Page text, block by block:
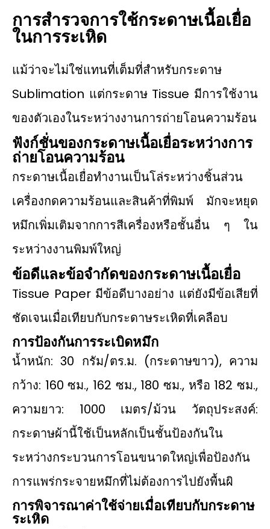
การสำรวจการใช้กระดาษเนื้อเยื่อ
ในการระเหิด
แม้ว่าจะไม่ใช่แทนที่เต็มที่สำหรับกระดาษ
Sublimation แต่กระดาษ Tissue มีการใช้งาน
ของตัวเองในระหว่างงานการถ่ายโอนความร้อน
ฟังก์ชั่นของกระดาษเนื้อเยื่อระหว่างการ
ถ่ายโอนความร้อน
กระดาษเนื้อเยื่อทำงานเป็นโล่ระหว่างชิ้นส่วน
เครื่องกดความร้อนและสินค้าที่พิมพ์ มักจะหยุด
หมึกเพิ่มเติมจากการสีเครื่องหรือชั้นอื่น ๆ ใน
ระหว่างงานพิมพ์ใหญ่
ข้อดีและข้อจํากัดของกระดาษเนื้อเยื่อ
Tissue Paper มีข้อดีบางอย่าง แต่ยังมีข้อเสียที่
ชัดเจนเมื่อเทียบกับกระดาษระเหิดที่เคลือบ
การป้องกันการระเบิดหมึก
น้ำหนัก: 30 กรัม/ตร.ม. (กระดาษขาว), ความ
กว้าง: 160 ซม., 162 ซม., 180 ซม., หรือ 182 ซม.,
ความยาว: 1000 เมตร/ม้วน วัตถุประสงค์:
กระดาษผ้านี้ใช้เป็นหลักเป็นชั้นป้องกันใน
ระหว่างกระบวนการโอนขนาดใหญ่เพื่อป้องกัน
การแพร่กระจายหมึกที่ไม่ต้องการไปยังพื้นผิ
การพิจารณาค่าใช้จ่ายเมื่อเทียบกับกระดาษ
ระเหิด